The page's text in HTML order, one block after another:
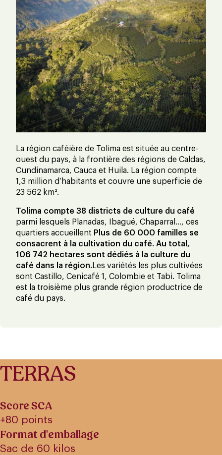
La région caféière de Tolima est située au centre-
ouest du pays, à la frontière des régions de Caldas,
Cundinamarca, Cauca et Huila. La région compte
1,3 million d’habitants et couvre une superficie de
23 562 km².
Tolima compte 38 districts de culture du café
parmi lesquels Planadas, Ibagué, Chaparral…, ces
quartiers accueillent Plus de 60 000 familles se
consacrent à la cultivation du café. Au total,
106 742 hectares sont dédiés à la culture du
café dans la région. Les variétés les plus cultivées
sont Castillo, Cenicafé 1, Colombie et Tabi. Tolima
est la troisième plus grande région productrice de
café du pays.
TERRAS
Score SCA
+80 points
Format d'emballage
Sac de 60 kilos